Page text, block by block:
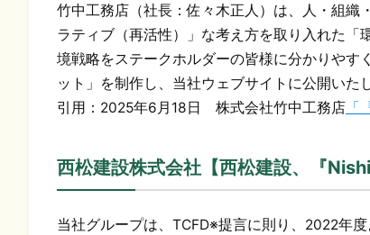
竹中工務店（社長：佐々木正人）は、人・組
ラティブ（再活性）」な考え方を取り入れた
境戦略をステークホルダーの皆様に分かりや
ット」を制作し、当社ウェブサイトに公開いた
引用：2025年6月18日 株式会社竹中工務店
西松建設株式会社【西松建設、『
当社グループは、TCFD※提言に則り、2022年